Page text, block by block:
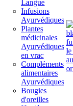
Langue
Infusions
Ayurvédiques
Plantes
médicinales
Ayurvédiques
en vrac
Compléments
alimentaires
Ayurvédiques
Bougies
d'oreilles